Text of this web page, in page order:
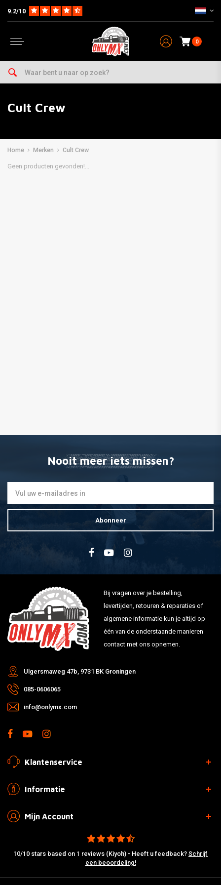
9.2/10
0
Cult Crew
Home Merken Cult Crew
Geen producten gevonden!...
Nooit meer iets missen?
Abonneer
Bij vragen over je bestelling,
levertijden, retouren & reparaties of
algemene informatie kun je altijd op
één van de onderstaande manieren
contact met ons opnemen.
Ulgersmaweg 47b, 9731 BK Groningen
085-0606065
info@onlymx.com
Klantenservice
Informatie
Mijn Account
10/10 stars based on 1 reviews (Kiyoh) - Heeft u feedback? Schrijf
een beoordeling!